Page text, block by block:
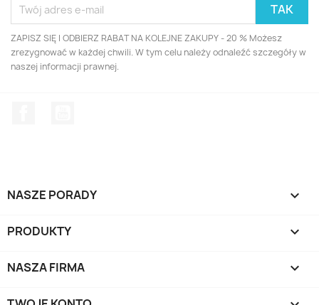
ZAPISZ SIĘ I ODBIERZ RABAT NA KOLEJNE ZAKUPY - 20 % Możesz
zrezygnować w każdej chwili. W tym celu należy odnaleźć szczegóły w
naszej informacji prawnej.
NASZE PORADY 
PRODUKTY 
NASZA FIRMA 